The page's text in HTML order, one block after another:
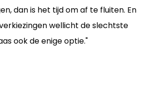
dan is het tijd om af te fluiten. En
wellicht de slechtste
ook de enige optie."